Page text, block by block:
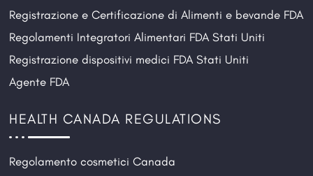
Registrazione e Certificazione di Alimenti e bevande FDA
Regolamenti Integratori Alimentari FDA Stati Uniti
Registrazione dispositivi medici FDA Stati Uniti
Agente FDA
HEALTH CANADA REGULATIONS
Regolamento cosmetici Canada